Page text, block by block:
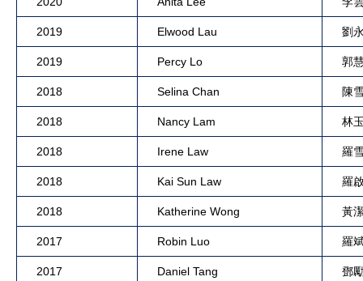
2019 Elwood Lau 劉
2019 Percy Lo 郭
2018 Selina Chan 陳
2018 Nancy Lam 林
2018 Irene Law 羅
2018 Kai Sun Law 羅
2018 Katherine Wong 黃
2017 Robin Luo 羅
2017 Daniel Tang 鄧